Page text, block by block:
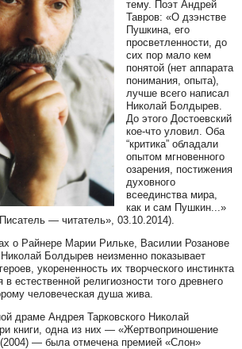
тему. Поэт Андрей
Тавров: «О дзэнстве
Пушкина, его
просветленности, до
сих пор мало кем
понятой (нет аппарата
понимания, опыта),
лучше всего написал
Николай Болдырев.
До этого Достоевский
кое-что уловил. Оба
“критика” обладали
опытом мгновенного
озарения, постижения
духовного
всеединства мира,
как и сам Пушкин...»
— читатель», 03.10.2014).
о Райнере Марии Рильке, Василии Розанове
Болдырев неизменно показывает
укорененность их творческого инстинкта
в естественной религиозности того древнего
человеческая душа жива.
драме Андрея Тарковского Николай
книги, одна из них — «Жертвоприношение
(2004) — была отмечена премией «Слон»